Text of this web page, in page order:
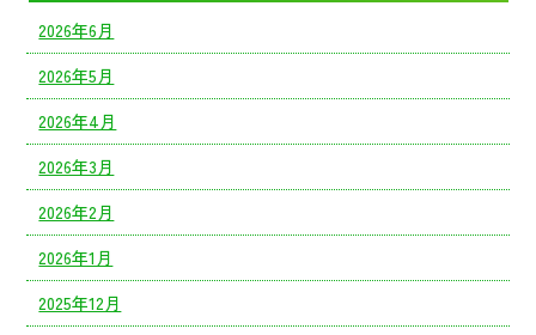
2026年6月
2026年5月
2026年4月
2026年3月
2026年2月
2026年1月
2025年12月